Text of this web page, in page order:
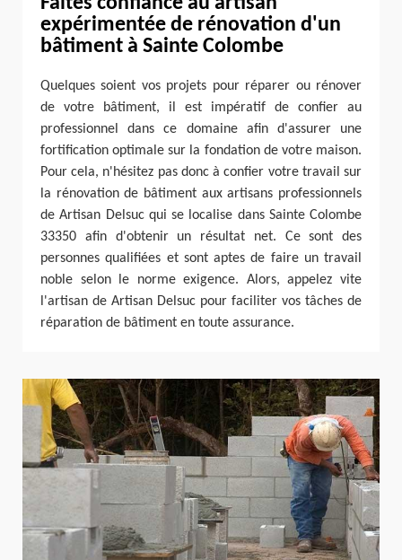
expérimentée de rénovation d'un
bâtiment à Sainte Colombe
Quelques soient vos projets pour réparer ou rénover
de votre bâtiment, il est impératif de confier au
professionnel dans ce domaine afin d'assurer une
fortification optimale sur la fondation de votre maison.
Pour cela, n'hésitez pas donc à confier votre travail sur
la rénovation de bâtiment aux artisans professionnels
de Artisan Delsuc qui se localise dans Sainte Colombe
33350 afin d'obtenir un résultat net. Ce sont des
personnes qualifiées et sont aptes de faire un travail
noble selon le norme exigence. Alors, appelez vite
l'artisan de Artisan Delsuc pour faciliter vos tâches de
réparation de bâtiment en toute assurance.